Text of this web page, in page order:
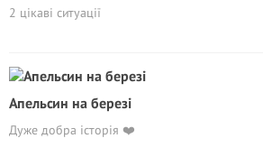
2 цікаві ситуації
Апельсин на березі
Дуже добра історія ❤️